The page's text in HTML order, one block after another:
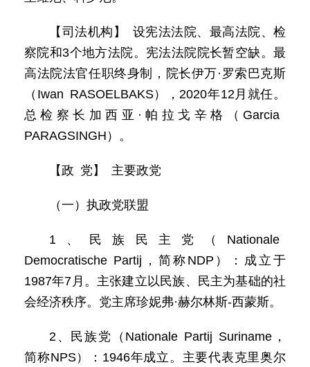
【司法机构】 设宪法法院、最高法院、检
察院和3个地方法院。宪法法院院长暂空缺。最
高法院法官任职终身制，院长伊万·罗索巴克斯
（Iwan RASOELBAKS），2020年12月就任。
总检察长加西亚·帕拉戈辛格（Garcia
PARAGSINGH）。
【政 党】 主要政党
（一）执政党联盟
1、民族民主党（Nationale
Democratische Partij，简称NDP）：成立于
1987年7月。主张建立以民族、民主为基础的社
会经济秩序。党主席珍妮弗·赫尔林斯-西蒙斯。
2、民族党（Nationale Partij Suriname，
简称NPS）：1946年成立。主要代表克里奥尔